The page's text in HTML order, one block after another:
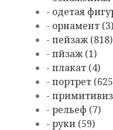
- одетая
- орнамент (3)
- пейзаж (818)
- пйзаж (1)
- плакат (4)
- портрет
-
- рельеф (7)
- руки (59)